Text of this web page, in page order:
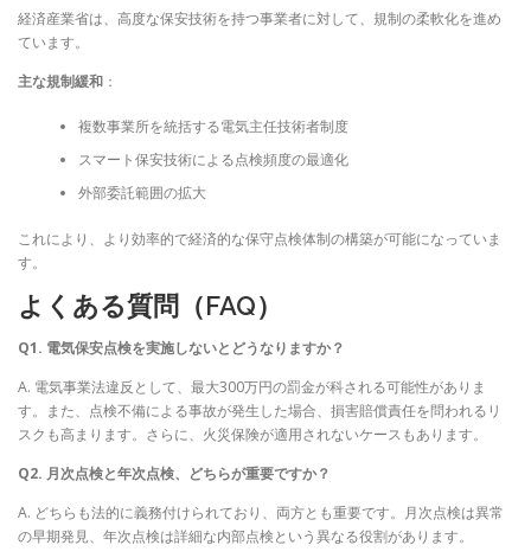
経済産業省は、高度な保安技術を持つ事業者に対して、規制の柔軟化を進め
ています。
主な規制緩和 ：
複数事業所を統括する電気主任技術者制度
スマート保安技術による点検頻度の最適化
外部委託範囲の拡大
これにより、より効率的で経済的な保守点検体制の構築が可能になっていま
す。
よくある質問（FAQ）
Q1. 電気保安点検を実施しないとどうなりますか？
A. 電気事業法違反として、最大300万円の罰金が科される可能性がありま
す。また、点検不備による事故が発生した場合、損害賠償責任を問われるリ
スクも高まります。さらに、火災保険が適用されないケースもあります。
Q2. 月次点検と年次点検、どちらが重要ですか？
A. どちらも法的に義務付けられており、両方とも重要です。月次点検は異常
の早期発見、年次点検は詳細な内部点検という異なる役割があります。